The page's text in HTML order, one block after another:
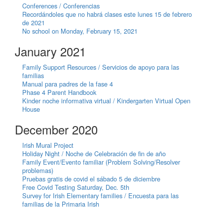
Conferences / Conferencias
Recordándoles que no habrá clases este lunes 15 de febrero
de 2021
No school on Monday, February 15, 2021
January 2021
Family Support Resources / Servicios de apoyo para las
familias
Manual para padres de la fase 4
Phase 4 Parent Handbook
Kinder noche informativa virtual / Kindergarten Virtual Open
House
December 2020
Irish Mural Project
Holiday Night / Noche de Celebración de fin de año
Family Event/Evento familiar (Problem Solving/Resolver
problemas)
Pruebas gratis de covid el sábado 5 de diciembre
Free Covid Testing Saturday, Dec. 5th
Survey for Irish Elementary families / Encuesta para las
familias de la Primaria Irish